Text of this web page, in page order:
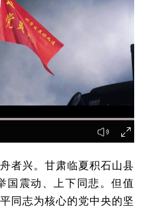
者兴。甘肃临夏积石山县
国震动、上下同悲。但值
同志为核心的党中央的坚